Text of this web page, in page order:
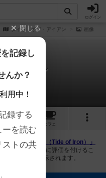
ログイン
タイド・オブ・アイアン 画像
アイアン
像
カフェ
オブ・アイアン（Tide of Iron）」
ザーの投稿画像に評価を付けるこ
なページで表示されます。
閉じる
記録し
んか？
用中！
録する
を読む
ストの共